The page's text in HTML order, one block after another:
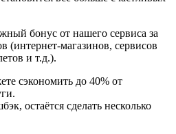
бонус от нашего сервиса за
(интернет-магазинов, сервисов
и т.д.).
сэкономить до 40% от
остаётся сделать несколько